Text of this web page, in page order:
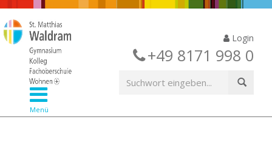
Login
+49 8171 998 0
Menü